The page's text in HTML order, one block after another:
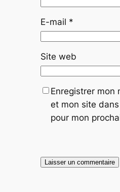
E-mail *
Site web
Enregistrer mon
et mon site
pour mon